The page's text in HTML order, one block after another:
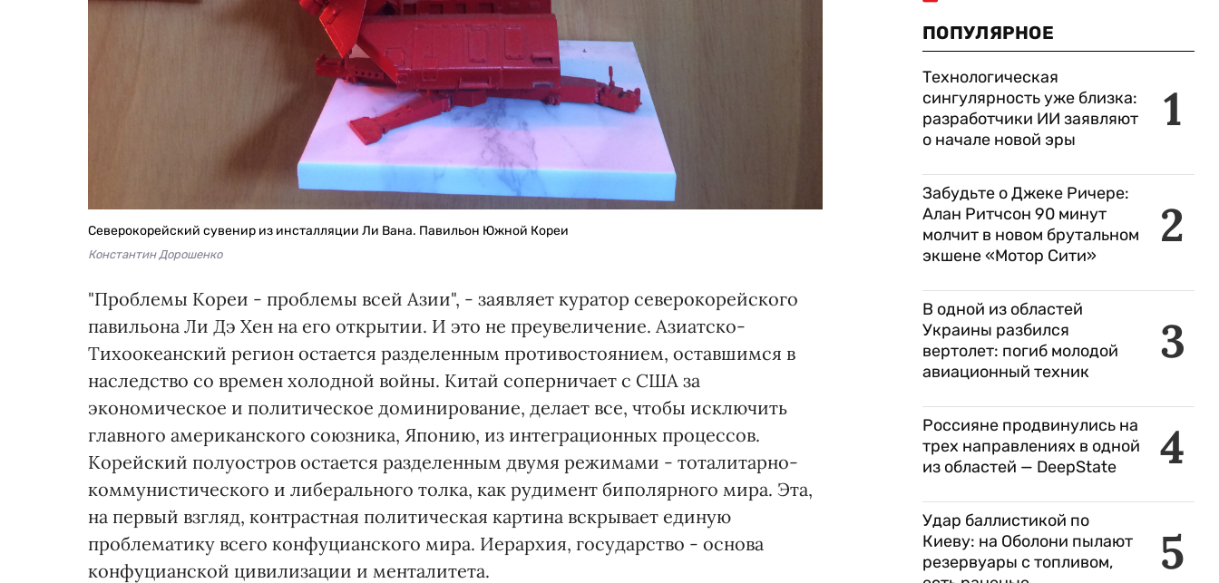
Северокорейский сувенир из инсталляции Ли Вана. Павильон Южной Кореи
Константин Дорошенко
"Проблемы Кореи - проблемы всей Азии", - заявляет куратор северокорейского
павильона Ли Дэ Хен на его открытии. И это не преувеличение. Азиатско-
Тихоокеанский регион остается разделенным противостоянием, оставшимся в
наследство со времен холодной войны. Китай соперничает с США за
экономическое и политическое доминирование, делает все, чтобы исключить
главного американского союзника, Японию, из интеграционных процессов.
Корейский полуостров остается разделенным двумя режимами - тоталитарно-
коммунистического и либерального толка, как рудимент биполярного мира. Эта,
на первый взгляд, контрастная политическая картина вскрывает единую
проблематику всего конфуцианского мира. Иерархия, государство - основа
конфуцианской цивилизации и менталитета.
ПОПУЛЯРНОЕ
1
Технологическая
сингулярность уже близка:
разработчики ИИ заявляют
о начале новой эры
2
Забудьте о Джеке Ричере:
Алан Ритчсон 90 минут
молчит в новом брутальном
экшене «Мотор Сити»
3
В одной из областей
Украины разбился
вертолет: погиб молодой
авиационный техник
4
Россияне продвинулись на
трех направлениях в одной
из областей — DeepState
5
Удар баллистикой по
Киеву: на Оболони пылают
резервуары с топливом,